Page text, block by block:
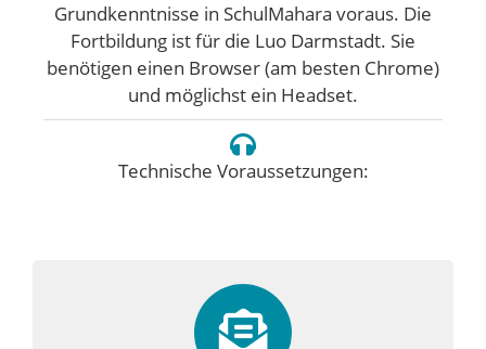
Grundkenntnisse in SchulMahara voraus. Die
Fortbildung ist für die Luo Darmstadt. Sie
benötigen einen Browser (am besten Chrome)
und möglichst ein Headset.
Technische Voraussetzungen: